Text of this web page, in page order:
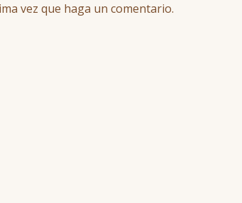
vez que haga un comentario.